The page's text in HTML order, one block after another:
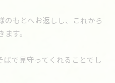
のもとへお返しし、これから
す。
ばで見守ってくれることでし